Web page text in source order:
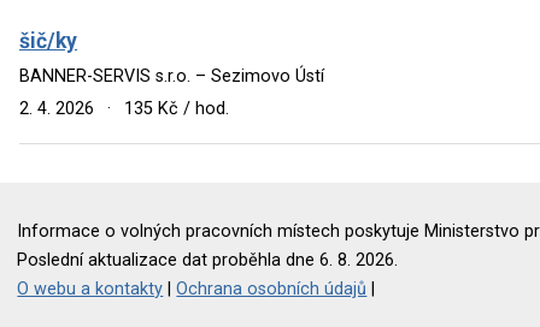
šič/ky
BANNER-SERVIS s.r.o. – Sezimovo Ústí
2. 4. 2026
· 135 Kč / hod.
Informace o volných pracovních místech poskytuje Ministerstvo
Poslední aktualizace dat proběhla dne 6. 8. 2026.
O webu a kontakty |Ochrana osobních údajů